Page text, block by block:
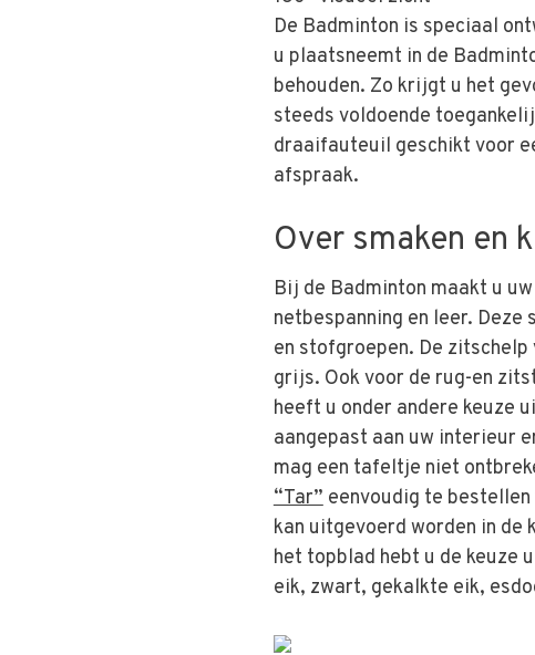
De Badminton is speciaal
u plaatsneemt in de
behouden. Zo krijgt u het
steeds voldoende
draaifauteuil geschikt voor
afspraak.
Over smaken en
Bij de Badminton maakt u
netbespanning en leer.
en stofgroepen. De
grijs. Ook voor de rug-en
heeft u onder andere keuze
aangepast aan uw interieur
mag een tafeltje niet
“Tar”eenvoudig te bestellen
kan uitgevoerd worden in
het topblad hebt u de keuze
eik, zwart, gekalkte eik,